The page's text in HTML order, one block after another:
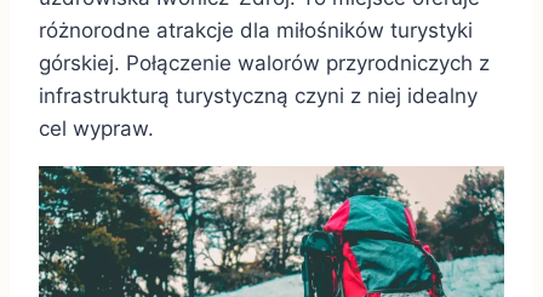
różnorodne atrakcje dla miłośników turystyki
górskiej. Połączenie walorów przyrodniczych z
infrastrukturą turystyczną czyni z niej idealny
cel wypraw.